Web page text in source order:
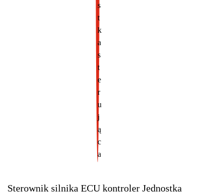
Sterownik silnika ECU kontroler Jednostka